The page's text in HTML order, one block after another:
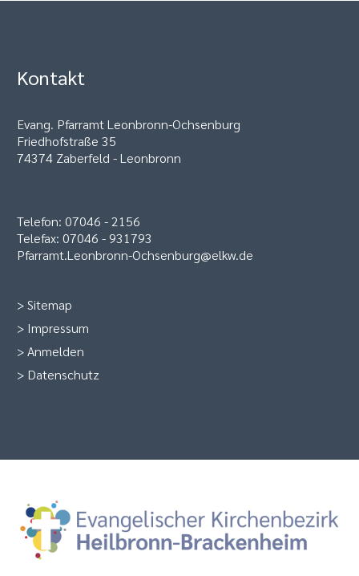
Kontakt
Evang. Pfarramt Leonbronn-Ochsenburg
Friedhofstraße 35
74374 Zaberfeld - Leonbronn
Telefon: 07046 - 2156
Telefax: 07046 - 931793
Pfarramt.Leonbronn-Ochsenburg@elkw.de
>Sitemap
> Impressum
>Anmelden
> Datenschutz